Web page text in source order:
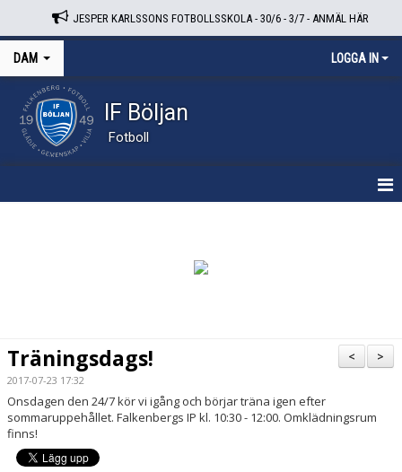
JESPER KARLSSONS FOTBOLLSSKOLA - 30/6 - 3/7 - ANMÄL HÄR
DAM LOGGA IN
IF Böljan
Fotboll
BILDGALLERI
DOKUMENT
KONTAKT
>
<
Träningsdags!
2017-07-23 17:32
Onsdagen den 24/7 kör vi igång och börjar träna igen efter
sommaruppehållet. Falkenbergs IP kl. 10:30 - 12:00. Omklädningsrum
finns!